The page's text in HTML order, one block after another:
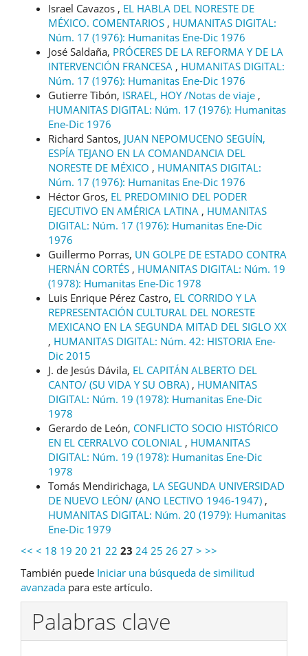
Israel Cavazos , EL HABLA DEL NORESTE DE
MÉXICO. COMENTARIOS , HUMANITAS DIGITAL:
Núm. 17 (1976): Humanitas Ene-Dic 1976
José Saldaña, PRÓCERES DE LA REFORMA Y DE LA
INTERVENCIÓN FRANCESA , HUMANITAS DIGITAL:
Núm. 17 (1976): Humanitas Ene-Dic 1976
Gutierre Tibón, ISRAEL, HOY /Notas de viaje ,
HUMANITAS DIGITAL: Núm. 17 (1976): Humanitas
Ene-Dic 1976
Richard Santos, JUAN NEPOMUCENO SEGUÍN,
ESPÍA TEJANO EN LA COMANDANCIA DEL
NORESTE DE MÉXICO , HUMANITAS DIGITAL:
Núm. 17 (1976): Humanitas Ene-Dic 1976
Héctor Gros, EL PREDOMINIO DEL PODER
EJECUTIVO EN AMÉRICA LATINA , HUMANITAS
DIGITAL: Núm. 17 (1976): Humanitas Ene-Dic
1976
Guillermo Porras, UN GOLPE DE ESTADO CONTRA
HERNÁN CORTÉS , HUMANITAS DIGITAL: Núm. 19
(1978): Humanitas Ene-Dic 1978
Luis Enrique Pérez Castro, EL CORRIDO Y LA
REPRESENTACIÓN CULTURAL DEL NORESTE
MEXICANO EN LA SEGUNDA MITAD DEL SIGLO XX
, HUMANITAS DIGITAL: Núm. 42: HISTORIA Ene-
Dic 2015
J. de Jesús Dávila, EL CAPITÁN ALBERTO DEL
CANTO/ (SU VIDA Y SU OBRA) , HUMANITAS
DIGITAL: Núm. 19 (1978): Humanitas Ene-Dic
1978
Gerardo de León, CONFLICTO SOCIO HISTÓRICO
EN EL CERRALVO COLONIAL , HUMANITAS
DIGITAL: Núm. 19 (1978): Humanitas Ene-Dic
1978
Tomás Mendirichaga, LA SEGUNDA UNIVERSIDAD
DE NUEVO LEÓN/ (ANO LECTIVO 1946-1947) ,
HUMANITAS DIGITAL: Núm. 20 (1979): Humanitas
Ene-Dic 1979
<< < 18 19 20 21 22 23 24 25 26 27 > >>
También puede Iniciar una búsqueda de similitud
avanzada para este artículo.
Palabras clave